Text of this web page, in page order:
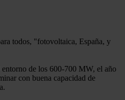
todos, "fotovoltaica, España, y
entorno de los 600-700 MW, el año
con buena capacidad de